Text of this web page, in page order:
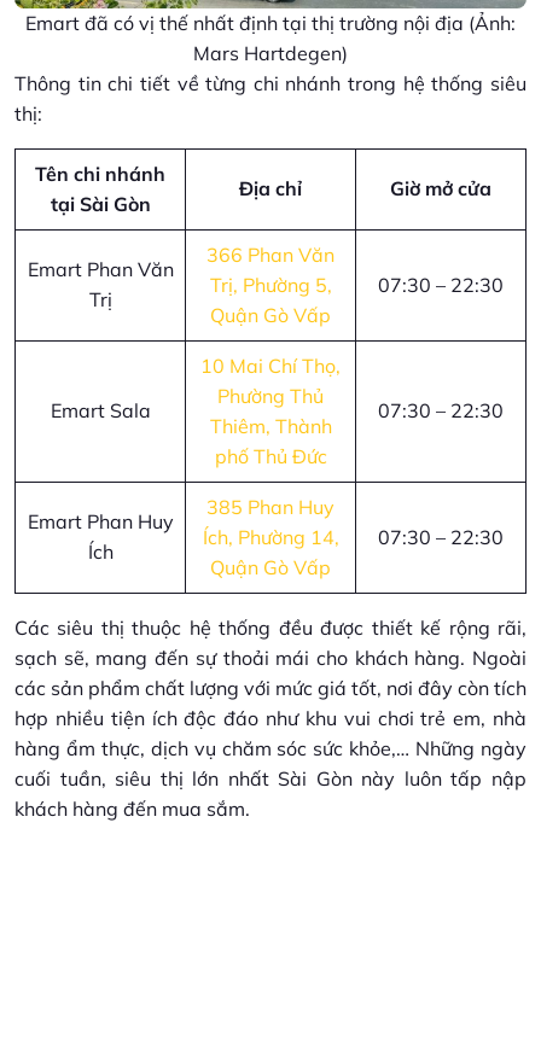
Emart đã có vị thế nhất định tại thị trường nội địa (Ảnh:
Mars Hartdegen)
Thông tin chi tiết về từng chi nhánh trong hệ thống siêu
thị:
Tên chi nhánh
tại Sài Gòn
Địa chỉ Giờ mở cửa
Emart Phan Văn
Trị
366 Phan Văn
Trị, Phường 5,
Quận Gò Vấp
07:30 – 22:30
Emart Sala
10 Mai Chí Thọ,
Phường Thủ
Thiêm, Thành
phố Thủ Đức
07:30 – 22:30
Emart Phan Huy
Ích
385 Phan Huy
Ích, Phường 14,
Quận Gò Vấp
07:30 – 22:30
Các siêu thị thuộc hệ thống đều được thiết kế rộng rãi,
sạch sẽ, mang đến sự thoải mái cho khách hàng. Ngoài
các sản phẩm chất lượng với mức giá tốt, nơi đây còn tích
hợp nhiều tiện ích độc đáo như khu vui chơi trẻ em, nhà
hàng ẩm thực, dịch vụ chăm sóc sức khỏe,… Những ngày
cuối tuần, siêu thị lớn nhất Sài Gòn này luôn tấp nập
khách hàng đến mua sắm.